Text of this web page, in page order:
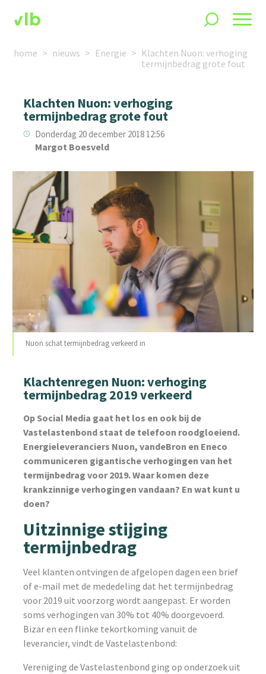
home nieuws Energie
Klachten Nuon: verhoging
termijnbedrag grote fout
Klachten Nuon: verhoging
termijnbedrag grote fout
Donderdag 20 december 2018 12:56
Margot Boesveld
Nuon schat termijnbedrag verkeerd in
Klachtenregen Nuon: verhoging
termijnbedrag 2019 verkeerd
Op Social Media gaat het los en ook bij de
Vastelastenbond staat de telefoon roodgloeiend.
Energieleveranciers Nuon, vandeBron en Eneco
communiceren gigantische verhogingen van het
termijnbedrag voor 2019. Waar komen deze
krankzinnige verhogingen vandaan? En wat kunt u
doen?
Uitzinnige stijging
termijnbedrag
Veel klanten ontvingen de afgelopen dagen een brief
of e-mail met de mededeling dat het termijnbedrag
voor 2019 uit voorzorg wordt aangepast. Er worden
soms verhogingen van 30% tot 40% doorgevoerd.
Bizar en een flinke tekortkoming vanuit de
leverancier, vindt de Vastelastenbond:
Vereniging de Vastelastenbond ging op onderzoek uit